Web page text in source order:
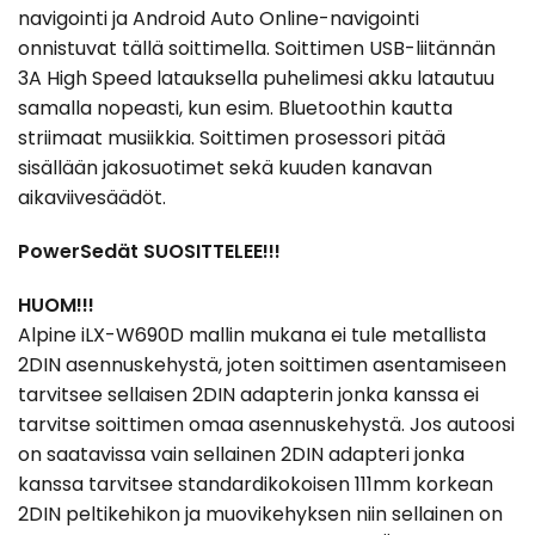
navigointi ja Android Auto Online-navigointi
onnistuvat tällä soittimella. Soittimen USB-liitännän
3A High Speed latauksella puhelimesi akku latautuu
samalla nopeasti, kun esim. Bluetoothin kautta
striimaat musiikkia. Soittimen prosessori pitää
sisällään jakosuotimet sekä kuuden kanavan
aikaviivesäädöt.
PowerSedät SUOSITTELEE!!!
HUOM!!!
Alpine iLX-W690D mallin mukana ei tule metallista
2DIN asennuskehystä, joten soittimen asentamiseen
tarvitsee sellaisen 2DIN adapterin jonka kanssa ei
tarvitse soittimen omaa asennuskehystä. Jos autoosi
on saatavissa vain sellainen 2DIN adapteri jonka
kanssa tarvitsee standardikokoisen 111mm korkean
2DIN peltikehikon ja muovikehyksen niin sellainen on